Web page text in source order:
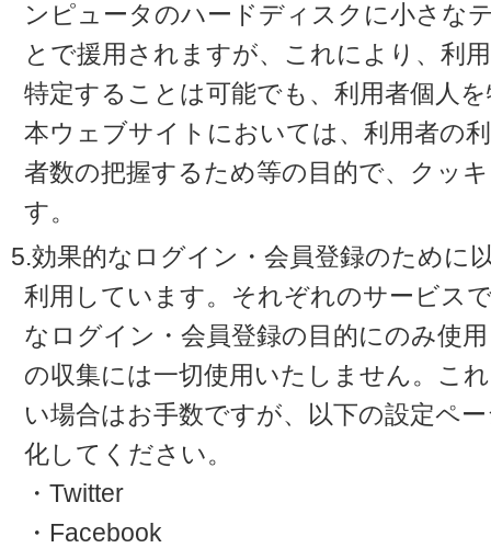
ンピュータのハードディスクに小さな
とで援用されますが、これにより、利
特定することは可能でも、利用者個人
本ウェブサイトにおいては、利用者の
者数の把握するため等の目的で、クッ
す。
5.効果的なログイン・会員登録のために
利用しています。それぞれのサービス
なログイン・会員登録の目的にのみ使
の収集には一切使用いたしません。こ
い場合はお手数ですが、以下の設定ペ
化してください。
・Twitter
・Facebook